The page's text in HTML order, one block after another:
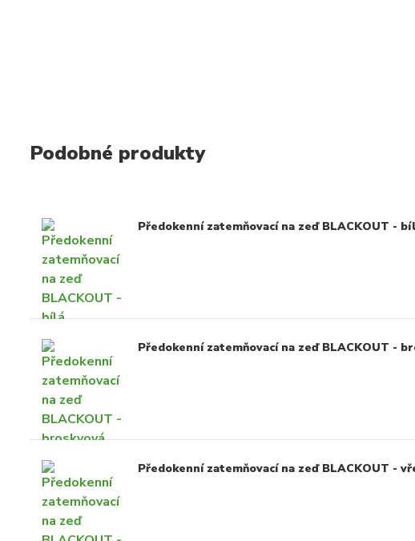
Podobné produkty
Předokenní zatemňovací na zeď BLACKOUT -
Předokenní zatemňovací na zeď BLACKOUT -
Předokenní zatemňovací na zeď BLACKOUT -